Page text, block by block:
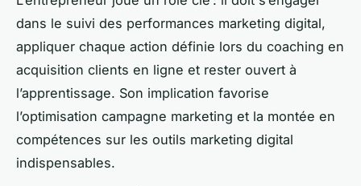
dans le suivi des performances marketing digital,
appliquer chaque action définie lors du coaching en
acquisition clients en ligne et rester ouvert à
l’apprentissage. Son implication favorise
l’optimisation campagne marketing et la montée en
compétences sur les outils marketing digital
indispensables.